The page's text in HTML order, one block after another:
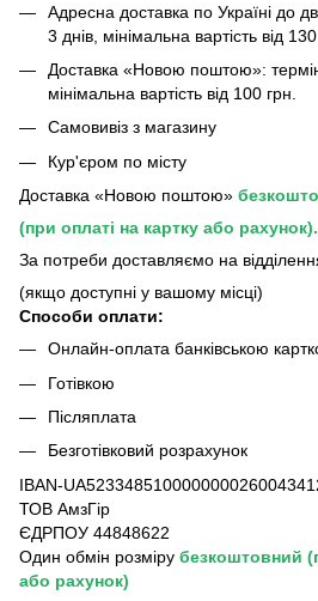
Адресна доставка по Україні до
3 днів, мінімальна вартість від 130
Доставка «Новою поштою»:
мінімальна вартість від 100 грн.
Самовивіз з магазину
Кур'єром по місту
Доставка «Новою поштою»
(при оплаті на картку або рахунок).
За потреби доставляємо на
(якщо доступні у вашому місці)
Способи оплати:
Онлайн-оплата банківською
Готівкою
Післяплата
Безготівковий розрахунок
IBAN-
ТОВ АмзГір
ЄДРПОУ 44848622
Один обмін розміру безкоштовний
або рахунок)